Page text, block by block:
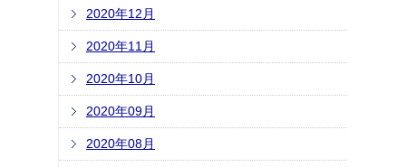
2020年12月
2020年11月
2020年10月
2020年09月
2020年08月